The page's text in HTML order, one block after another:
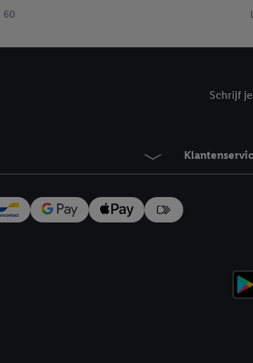
60
Schrijf
Door op “weigeren” te klikken, kunt u
“aanvaarden” te klikken, stemt u in met